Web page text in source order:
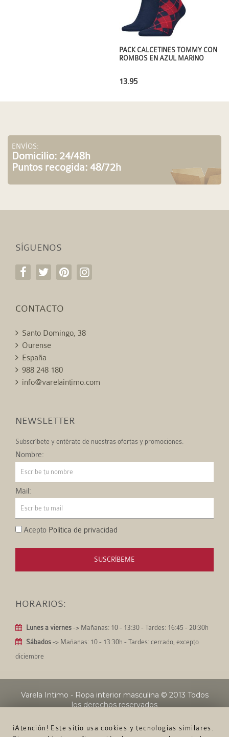
¡Atención! Este sitio usa cookies y tecnologías similares.
PACK CALCETINES TOMMY CON
ROMBOS EN AZUL MARINO
13.95
ENVÍOS:
Domicilio: 24/48h
Puntos recogida: 48/72h
SÍGUENOS
CONTACTO
Santo Domingo, 38
Ourense
España
988 248 180
info@varelaintimo.com
NEWSLETTER
Subscríbete y entérate de nuestras ofertas y promociones.
Nombre:
Mail:
Acepto Política de privacidad
SUSCRÍBEME
HORARIOS:
Lunes a viernes -> Mañanas: 10 - 13:30 - Tardes: 16:45 - 20:30h
Sábados -> Mañanas: 10 - 13:30h - Tardes: cerrado, excepto
diciembre
Varela Intimo - Ropa interior masculina © 2013 Todos
los derechos reservados